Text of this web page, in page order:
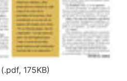
175KB)